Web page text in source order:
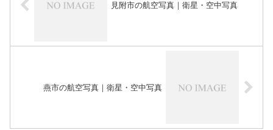
見附市の航空写真｜衛星・空中写真
燕市の航空写真｜衛星・空中写真